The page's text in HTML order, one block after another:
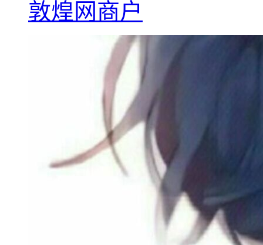
敦煌网商户